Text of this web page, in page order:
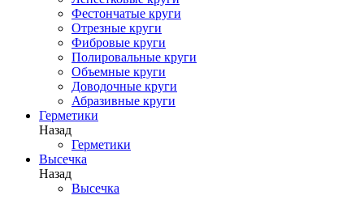
Фестончатые круги
Отрезные круги
Фибровые круги
Полировальные круги
Объемные круги
Доводочные круги
Абразивные круги
Герметики
Назад
Герметики
Высечка
Назад
Высечка